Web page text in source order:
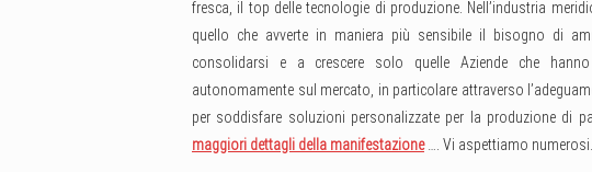
fresca, il top delle tecnologie di produzione. Nell’industria
quello che avverte in maniera più sensibile il bisogno di
consolidarsi e a crescere solo quelle Aziende che
autonomamente sul mercato, in particolare attraverso
per soddisfare soluzioni personalizzate per la produzione di
maggiori dettagli della manifestazione…. Vi aspettiamo numerosi.